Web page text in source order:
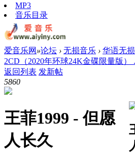
MP3
音乐目录
爱音乐网 »论坛 › 无损音乐 › 华语无损
2CD（2020年环球24K金碟限量版）
返回列表 发新帖
5860
王菲1999 - 但愿
人长久